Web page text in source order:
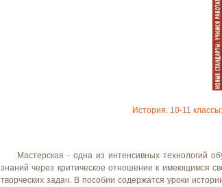
История. 10-11
Мастерская - одна из интенсивных технологий
знаний через критическое отношение к имеющимся
творческих задач. В пособии содержатся уроки